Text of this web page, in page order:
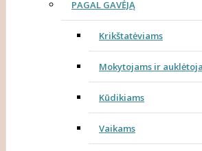
PAGAL GAVĖJĄ
Krikštatėviams
Mokytojams ir
Kūdikiams
Vaikams